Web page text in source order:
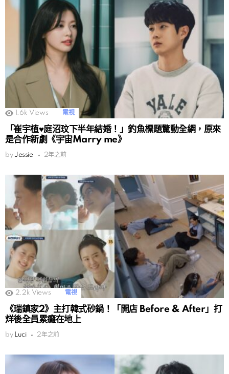
1.6k Views 電視
「崔宇植♥庭沼玟下半年結婚！」釣魚標題驚動全網，原來
是合作新劇《宇宙Marry me》
by Jessie 2年之前
2.2k Views 電視
《瑞鎮家2》主打韓式砂鍋！「開店 Before & After」打
烊後全員累癱在地上
by Luci 2年之前